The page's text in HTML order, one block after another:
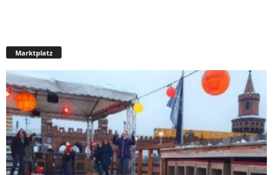
Marktplatz